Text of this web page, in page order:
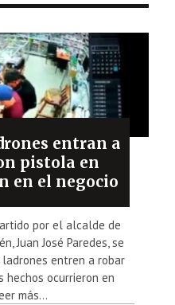
entran a
pistola en
en el negocio
por el alcalde de
Juan José Paredes, se
entren a robar
hechos ocurrieron en
más...